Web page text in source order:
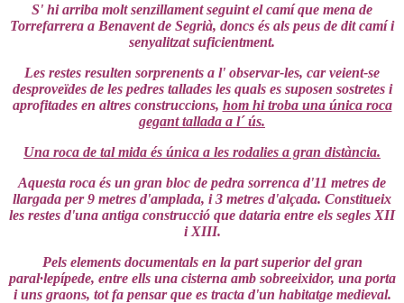
S' hi arriba molt senzillament seguint el camí que mena de
Torrefarrera a Benavent de Segrià, doncs és als peus de dit camí i
senyalitzat suficientment.
Les restes resulten sorprenents a l' observar-les, car veient-se
desproveïdes de les pedres tallades les quals es suposen sostretes i
aprofitades en altres construccions, hom hi troba una única roca
gegant tallada a l´ ús.
Una roca de tal mida és única a les rodalies a gran distància.
Aquesta roca és un gran bloc de pedra sorrenca d'11 metres de
llargada per 9 metres d'amplada, i 3 metres d'alçada. Constitueix
les restes d'una antiga construcció que dataria entre els segles XII
i XIII.
Pels elements documentals en la part superior del gran
paral·lepípede, entre ells una cisterna amb sobreeixidor, una porta
i uns graons, tot fa pensar que es tracta d'un habitatge medieval.